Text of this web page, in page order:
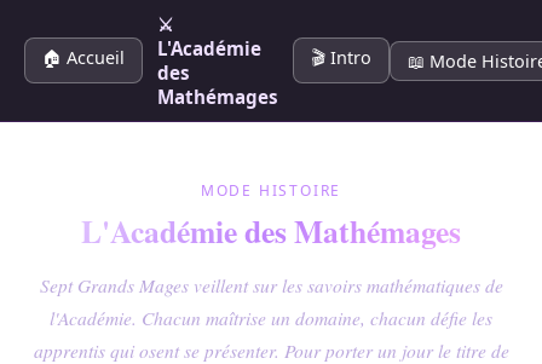
🏠 Accueil
⚔️
L'Académie
des
Mathémages
🎬 Intro 📖 Mode
MODE HISTOIRE
L'Académie des Mathémages
Sept Grands Mages veillent sur les savoirs mathématiques de
l'Académie. Chacun maîtrise un domaine, chacun défie les
apprentis qui osent se présenter. Pour porter un jour le titre de